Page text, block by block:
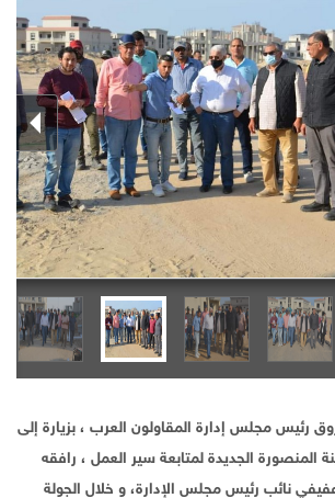
رئيس مجلس إدارة المقاولون العرب ، بزيارة إلى
المنصورة الجديدة لمتابعة سير العمل ، رافقه
نائب رئيس مجلس الإدارة، و خلال الجولة